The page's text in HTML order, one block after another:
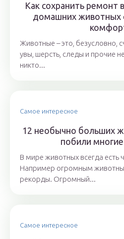
Как сохранить ремонт
домашних животных
Животные – это, безусловно,
увы, шерсть, следы и прочие
никто...
Самое интересное
12 необычно больших
побили
В мире животных всегда есть
Например огромным
рекорды. Огромный...
Самое интересное